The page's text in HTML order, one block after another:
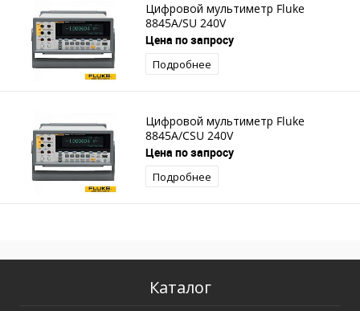
Цифровой мультиметр Fluke
8845A/SU 240V
Цена по запросу
Подробнее
Цифровой мультиметр Fluke
8845A/CSU 240V
Цена по запросу
Подробнее
Каталог